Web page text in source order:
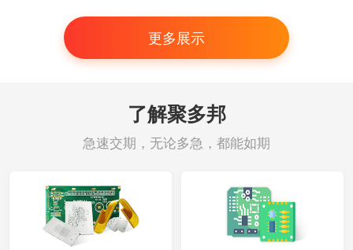
更多展示
了解聚多邦
急速交期，无论多急，都能如期